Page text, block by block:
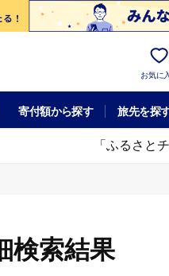
お気に
寄付額から探す 旅先を探
「ふるさと
検索結果